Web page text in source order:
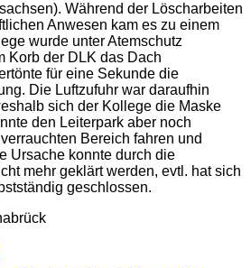
Während der Löscharbeiten
Anwesen kam es zu einem
wurde unter Atemschutz
Korb der DLK das Dach
für eine Sekunde die
Die Luftzufuhr war daraufhin
sich der Kollege die Maske
den Leiterpark aber noch
Bereich fahren und
Ursache konnte durch die
mehr geklärt werden, evtl. hat sich
geschlossen.